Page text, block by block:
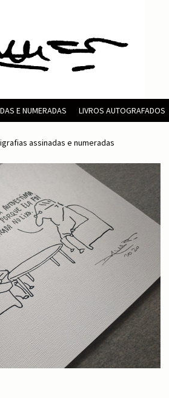
E NUMERADAS LIVROS AUTOGRAFADOS
assinadas e numeradas